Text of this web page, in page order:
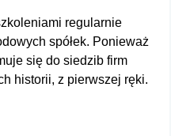
regularnie
spółek. Ponieważ
się do siedzib firm
historii, z pierwszej ręki.